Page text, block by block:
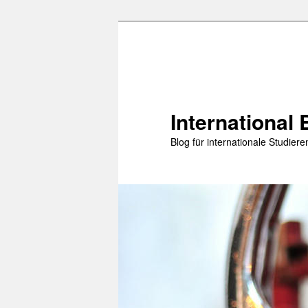
International
Blog für internationale